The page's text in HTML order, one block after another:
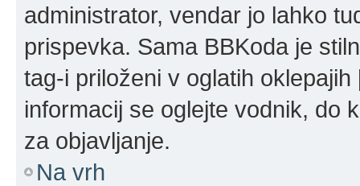
administrator, vendar jo lahko
prispevka. Sama BBKoda je
tag-i priloženi v oglatih
informacij se oglejte vodnik, do
za objavljanje.
Na vrh